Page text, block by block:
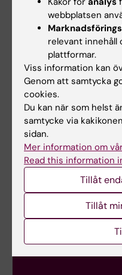
Kursdeltagare vid
uppdragsutbildning
Användbar
information för dig
som ska gå en kurs
som ges som
uppdragsutbildning
vid KI.
webbplatsen
relevant innehåll
plattformar.
Viss information kan
Genom att samtycka
cookies.
Du kan när som helst
samtycke via
sidan.
Mer information om
Read this information
Tillåt
Tillåt